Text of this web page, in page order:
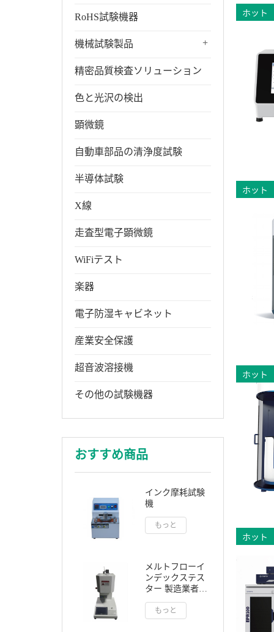
RoHS試験機器
+
機械試験製品
精密品質検査ソリューション
色と光沢の検出
顕微鏡
自動車部品の清浄度試験
半導体試験
X線
走査型電子顕微鏡
WiFiテスト
楽器
電子防湿キャビネット
産業安全保護
超音波溶接機
その他の試験機器
おすすめ商品
インク摩耗試験
機
もっと
メルトフローイ
ンデックステス
ター 製造業者
もっと
ホット
ホット
ホット
ホット